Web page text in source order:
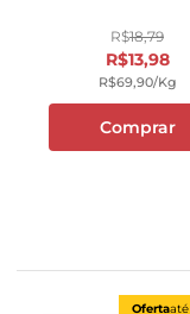
R$18,79
R$13,98
R$69,90/kg
Comprar
Ofertaaté